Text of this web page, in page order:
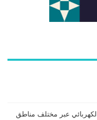
الكهربائي عبر مختلف مناطق